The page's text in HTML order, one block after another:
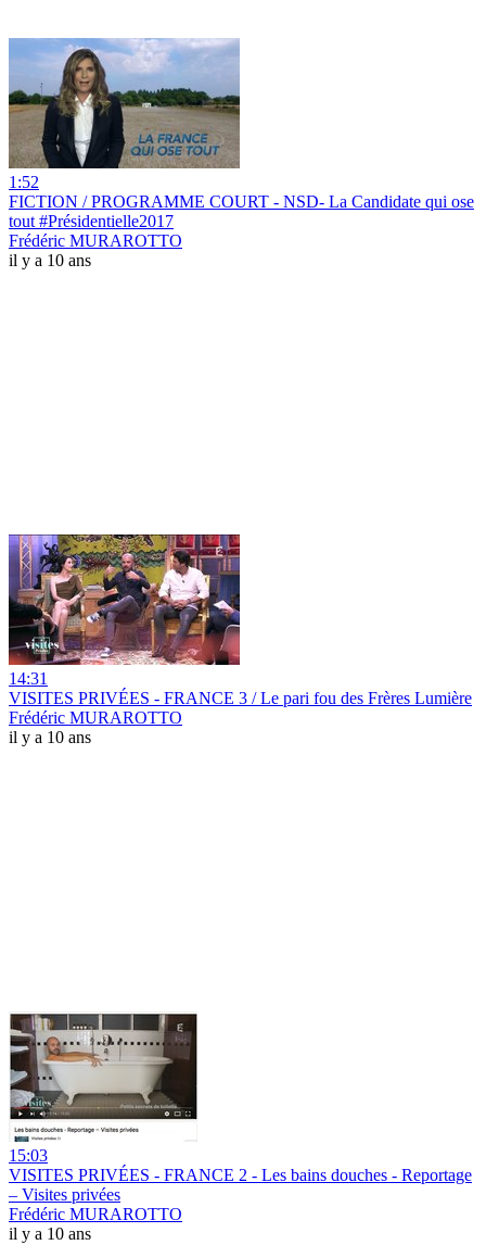
1:52
FICTION / PROGRAMME COURT - NSD- La Candidate qui ose
tout #Présidentielle2017
Frédéric MURAROTTO
il y a 10 ans
14:31
VISITES PRIVÉES - FRANCE 3 / Le pari fou des Frères Lumière
Frédéric MURAROTTO
il y a 10 ans
15:03
VISITES PRIVÉES - FRANCE 2 - Les bains douches - Reportage
– Visites privées
Frédéric MURAROTTO
il y a 10 ans